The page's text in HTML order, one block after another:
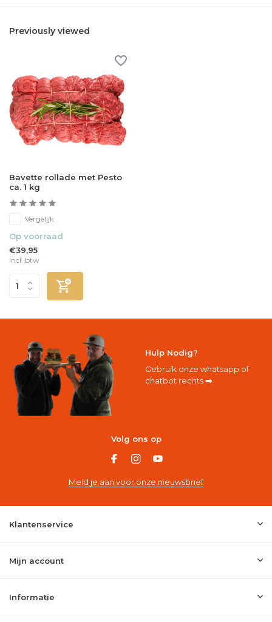
Previously viewed
Bavette rollade met Pesto
ca. 1 kg
Vergelijk
Op voorraad
€39,95
Incl. btw
Hulp Nodig?
Gebruik onze whatsapp of
chatbot rechts ➡️
Volg ons op
Meld je aan voor onze nieuwsbrief
Klantenservice
Mijn account
Informatie